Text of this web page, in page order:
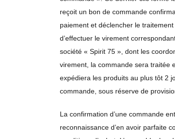
reçoit un bon de commande
paiement et déclencher le
d’effectuer le virement
société « Spirit 75 », dont les
virement, la commande sera traitée
expédiera les produits au plus tôt 2
commande, sous réserve de
La confirmation d’une commande
reconnaissance d’en avoir parfaite